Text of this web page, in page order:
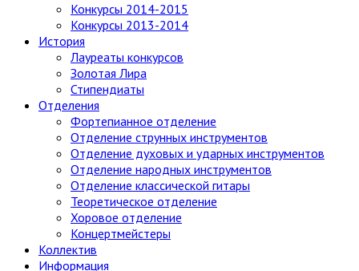
Конкурсы 2014-2015
Конкурсы 2013-2014
История
Лауреаты конкурсов
Золотая Лира
Стипендиаты
Отделения
Фортепианное отделение
Отделение струнных инструментов
Отделение духовых и ударных инструментов
Отделение народных инструментов
Отделение классической гитары
Теоретическое отделение
Хоровое отделение
Концертмейстеры
Коллектив
Информация